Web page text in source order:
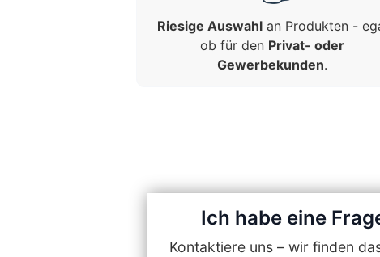
Riesige Auswahlan Produkten -
ob für den Privat- oder
Gewerbekunden.
Ich habe eine
Kontaktiere uns – wir finden